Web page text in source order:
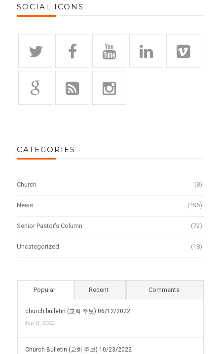
SOCIAL ICONS
CATEGORIES
Church (8)
News (496)
Senior Pastor's Column (72)
Uncategorized (18)
Popular Recent Comments
church bulletin (교회 주보) 06/12/2022
Jun 11, 2022
Church Bulletin (교회 주보) 10/23/2022